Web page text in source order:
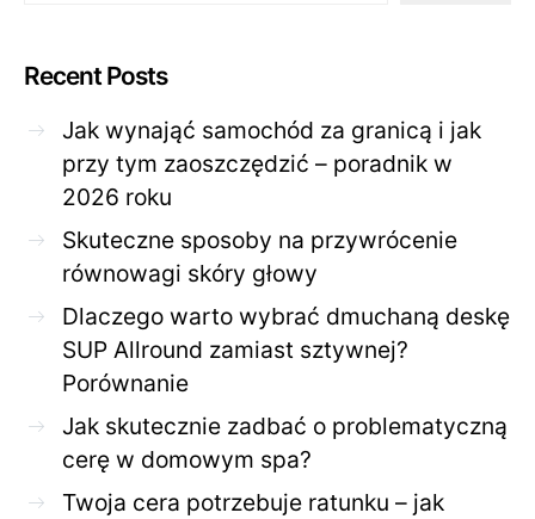
Recent Posts
Jak wynająć samochód za granicą i jak
przy tym zaoszczędzić – poradnik w
2026 roku
Skuteczne sposoby na przywrócenie
równowagi skóry głowy
Dlaczego warto wybrać dmuchaną deskę
SUP Allround zamiast sztywnej?
Porównanie
Jak skutecznie zadbać o problematyczną
cerę w domowym spa?
Twoja cera potrzebuje ratunku – jak